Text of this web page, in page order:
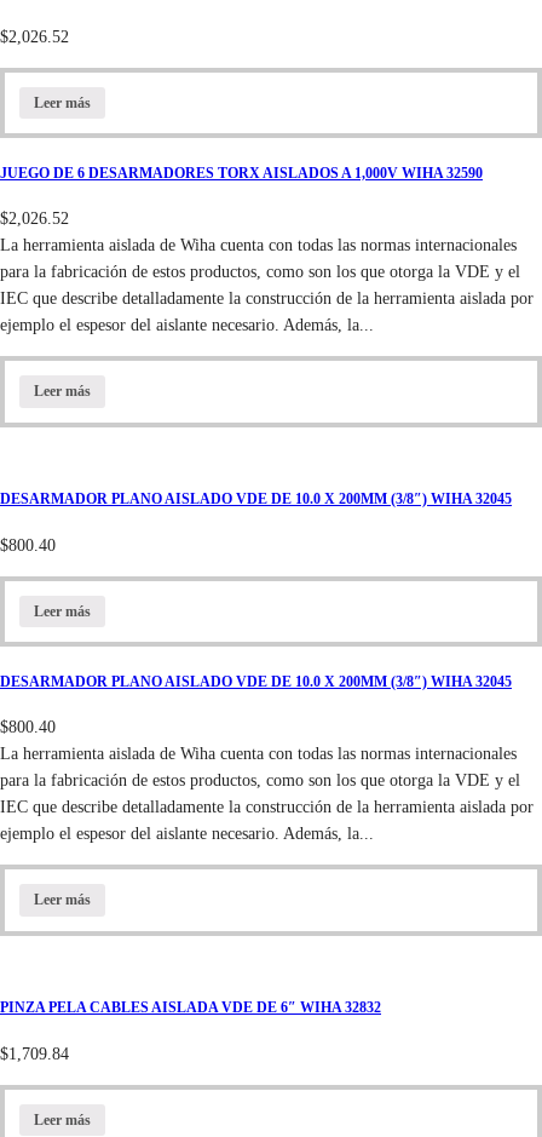
$2,026.52
Leer más
JUEGO DE 6 DESARMADORES TORX AISLADOS A 1,000V WIHA 32590
$2,026.52
La herramienta aislada de Wiha cuenta con todas las normas internacionales
para la fabricación de estos productos, como son los que otorga la VDE y el
IEC que describe detalladamente la construcción de la herramienta aislada por
ejemplo el espesor del aislante necesario. Además, la...
Leer más
DESARMADOR PLANO AISLADO VDE DE 10.0 X 200MM (3/8″) WIHA 32045
$800.40
Leer más
DESARMADOR PLANO AISLADO VDE DE 10.0 X 200MM (3/8″) WIHA 32045
$800.40
La herramienta aislada de Wiha cuenta con todas las normas internacionales
para la fabricación de estos productos, como son los que otorga la VDE y el
IEC que describe detalladamente la construcción de la herramienta aislada por
ejemplo el espesor del aislante necesario. Además, la...
Leer más
PINZA PELA CABLES AISLADA VDE DE 6″ WIHA 32832
$1,709.84
Leer más